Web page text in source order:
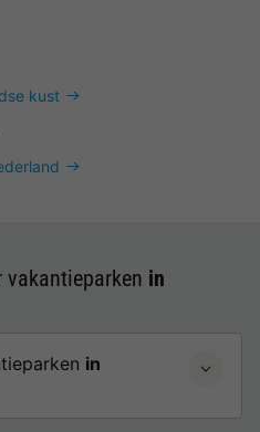
kust
vakantieparken in
in